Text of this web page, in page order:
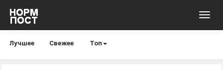
Лучшее Свежее Топ